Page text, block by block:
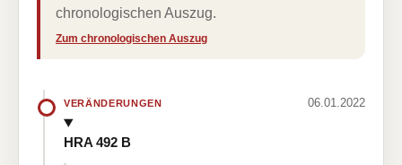
chronologischen Auszug.
Zum chronologischen Auszug
VERÄNDERUNGEN 06.01.2022
HRA 492 B